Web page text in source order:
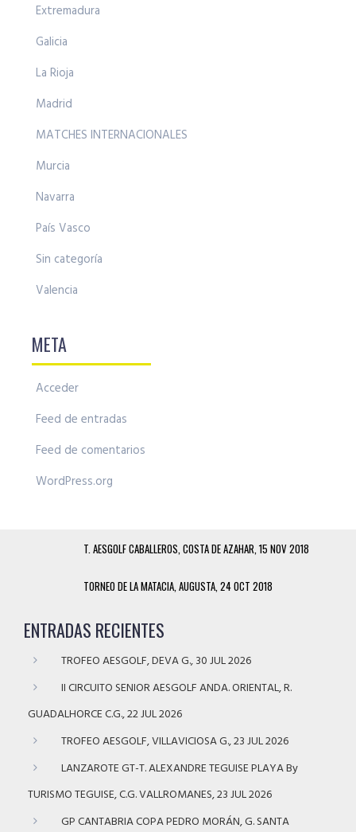
Extremadura
Galicia
La Rioja
Madrid
MATCHES INTERNACIONALES
Murcia
Navarra
País Vasco
Sin categoría
Valencia
META
Acceder
Feed de entradas
Feed de comentarios
WordPress.org
T. AESGOLF CABALLEROS, COSTA DE AZAHAR, 15 NOV 2018
TORNEO DE LA MATACIA, AUGUSTA, 24 OCT 2018
ENTRADAS RECIENTES
TROFEO AESGOLF, DEVA G., 30 JUL 2026
II CIRCUITO SENIOR AESGOLF ANDA. ORIENTAL, R.
GUADALHORCE C.G., 22 JUL 2026
TROFEO AESGOLF, VILLAVICIOSA G., 23 JUL 2026
LANZAROTE GT-T. ALEXANDRE TEGUISE PLAYA By
TURISMO TEGUISE, C.G. VALLROMANES, 23 JUL 2026
GP CANTABRIA COPA PEDRO MORÁN, G. SANTA